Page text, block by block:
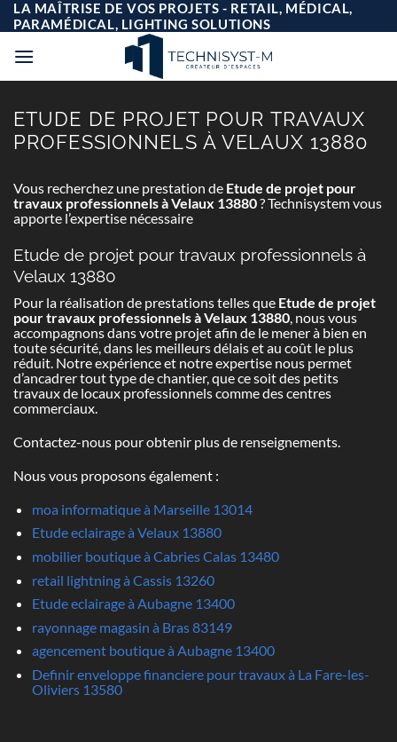
Passer
au
contenu
LA MAÎTRISE DE VOS PROJETS - RETAIL, MÉDICAL,
PARAMÉDICAL, LIGHTING SOLUTIONS
ETUDE DE PROJET POUR TRAVAUX
PROFESSIONNELS À VELAUX 13880
Vous recherchez une prestation de Etude de projet pour
travaux professionnels à Velaux 13880? Technisystem vous
apporte l’expertise nécessaire
Etude de projet pour travaux professionnels à
Velaux 13880
Pour la réalisation de prestations telles que Etude de projet
pour travaux professionnels à Velaux 13880, nous vous
accompagnons dans votre projet afin de le mener à bien en
toute sécurité, dans les meilleurs délais et au coût le plus
réduit. Notre expérience et notre expertise nous permet
d’ancadrer tout type de chantier, que ce soit des petits
travaux de locaux professionnels comme des centres
commerciaux.
Contactez-nous pour obtenir plus de renseignements.
Nous vous proposons également :
moa informatique à Marseille 13014
Etude eclairage à Velaux 13880
mobilier boutique à Cabries Calas 13480
retail lightning à Cassis 13260
Etude eclairage à Aubagne 13400
rayonnage magasin à Bras 83149
agencement boutique à Aubagne 13400
Definir enveloppe financiere pour travaux à La Fare-les-
Oliviers 13580